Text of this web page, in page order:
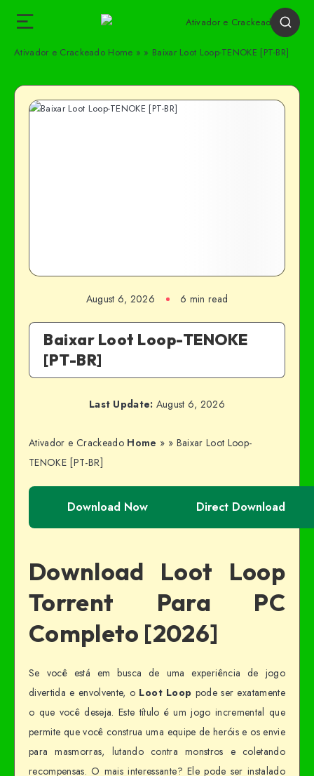
Ativador e Crackeado Home » » Baixar Loot Loop-TENOKE [PT-BR]
August 6, 2026 6 min read
Baixar Loot Loop-TENOKE
[PT-BR]
Last Update: August 6, 2026
Ativador e Crackeado Home » » Baixar Loot Loop-
TENOKE [PT-BR]
Download Now Direct Download
Download Loot Loop
Torrent Para PC
Completo [2026]
Se você está em busca de uma experiência de jogo
divertida e envolvente, o Loot Loop pode ser exatamente
o que você deseja. Este título é um jogo incremental que
permite que você construa uma equipe de heróis e os envie
para masmorras, lutando contra monstros e coletando
recompensas. O mais interessante? Ele pode ser instalado